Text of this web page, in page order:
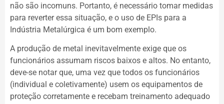
não são incomuns. Portanto, é necessário tomar medidas
para reverter essa situação, e o uso de EPIs para a
Indústria Metalúrgica é um bom exemplo.
A produção de metal inevitavelmente exige que os
funcionários assumam riscos baixos e altos. No entanto,
deve-se notar que, uma vez que todos os funcionários
(individual e coletivamente) usem os equipamentos de
proteção corretamente e recebam treinamento adequado